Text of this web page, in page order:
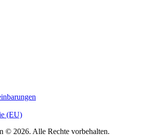
(EU)
© 2026. Alle Rechte vorbehalten.